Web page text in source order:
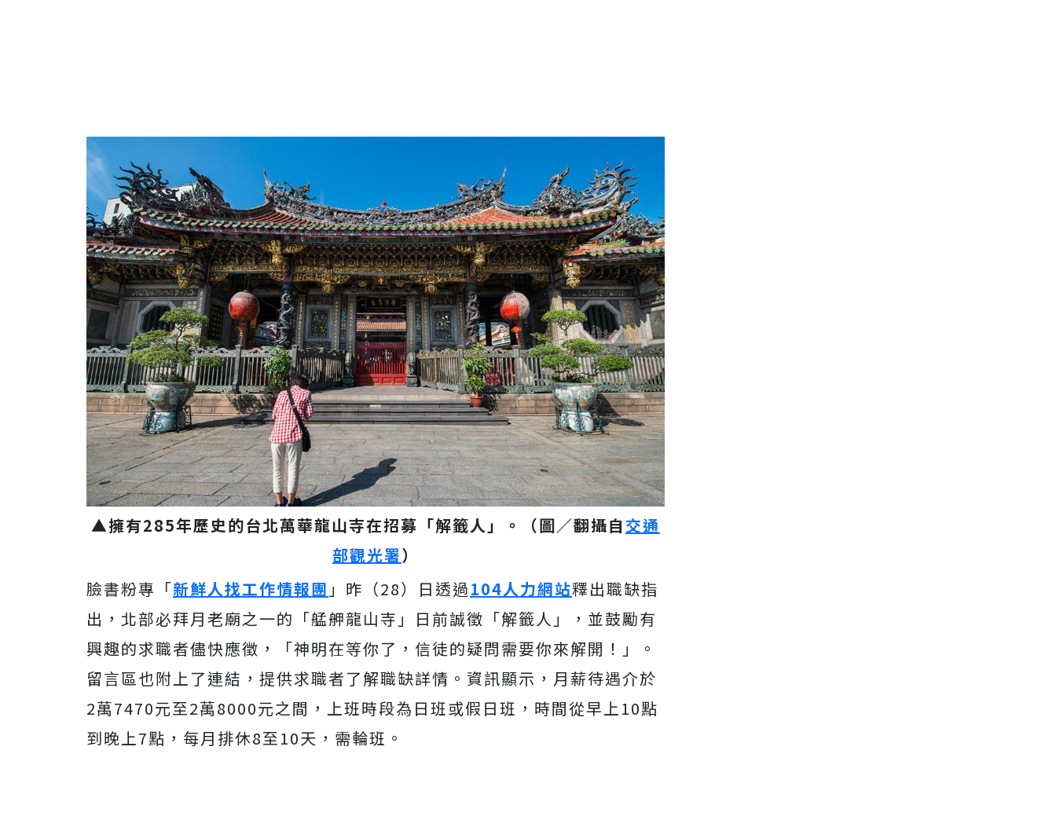
▲擁有285年歷史的台北萬華龍山寺在招募「解籤人」。（圖／翻攝自 交通
部觀光署）
臉書粉專「新鮮人找工作情報團 」昨（28）日透過104人力網站釋出職缺指
出，北部必拜月老廟之一的「艋舺龍山寺」日前誠徵「解籤人」，並鼓勵有
興趣的求職者儘快應徵，「神明在等你了，信徒的疑問需要你來解開！」。
留言區也附上了連結，提供求職者了解職缺詳情。資訊顯示，月薪待遇介於
2萬7470元至2萬8000元之間，上班時段為日班或假日班，時間從早上10點
到晚上7點，每月排休8至10天，需輪班。